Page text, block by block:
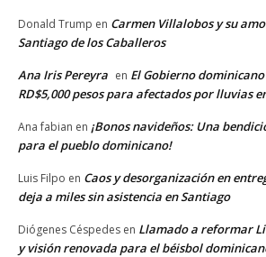
Donald Trump en Carmen Villalobos y su
Santiago de los Caballeros
Ana Iris Pereyra en El Gobierno
RD$5,000 pesos para afectados por lluvias
Ana fabian en ¡Bonos navideños: Una
para el pueblo dominicano!
Luis Filpo en Caos y desorganización en
deja a miles sin asistencia en Santiago
Diógenes Céspedes en Llamado a reformar
y visión renovada para el béisbol